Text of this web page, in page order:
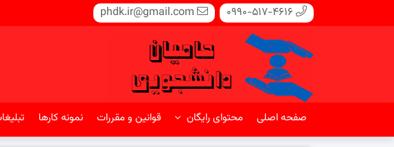
0990-517-4616
phdk.ir@gmail.com
صفحه اصلی محتوای رایگان قوانین و مقررات نمونه کارها